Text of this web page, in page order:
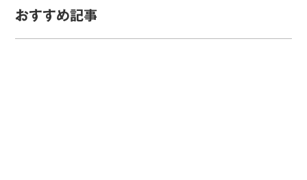
おすすめ記事